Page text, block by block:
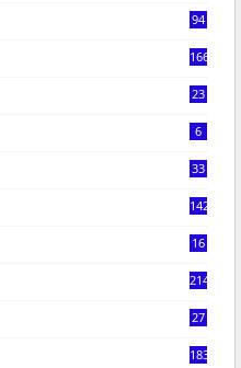
94
166
23
6
33
142
16
214
27
183